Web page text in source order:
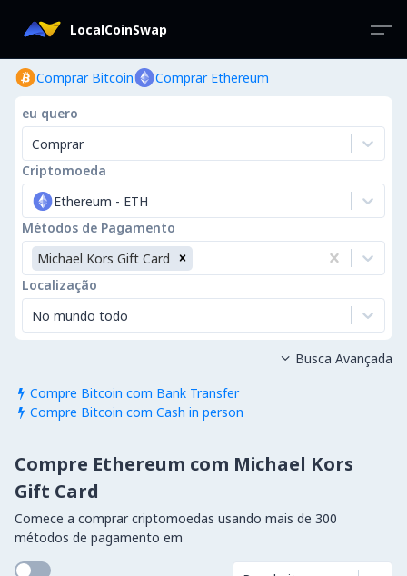
LocalCoinSwap
Comprar Bitcoin Comprar Ethereum
eu quero
Comprar
Criptomoeda
Ethereum - ETH
Métodos de Pagamento
Michael Kors Gift Card
Localização
No mundo todo
 Compre Bitcoin com Bank Transfer
 Compre Bitcoin com Cash in person
 Busca Avançada
Compre Ethereum com Michael Kors
Gift Card
Comece a comprar criptomoedas usando mais de 300
métodos de pagamento em